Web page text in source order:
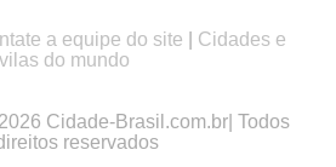
a equipe do site
Cidades e
vilas do mundo
Cidade-Brasil.com.br| Todos
reservados